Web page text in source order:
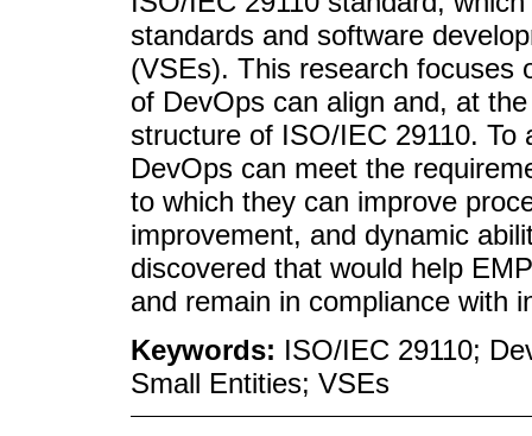
standards and software
(VSEs). This research focuses
of DevOps can align and, at
structure of ISO/IEC 29110.
DevOps can meet the
to which they can improve
improvement, and dynamic
discovered that would help
and remain in compliance with
Keywords: ISO/IEC 29110;
Small Entities; VSEs